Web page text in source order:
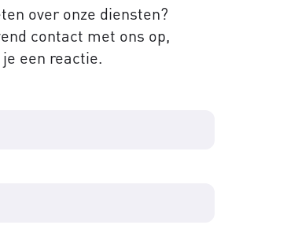
over onze diensten?
contact met ons op,
een reactie.